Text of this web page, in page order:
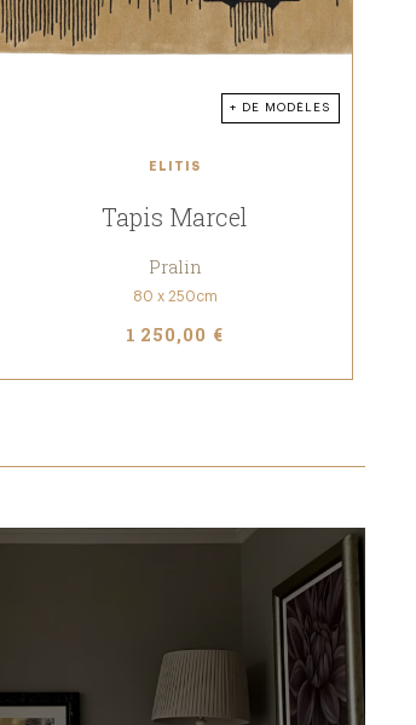
+ DE MODÈLES
ELITIS
Tapis Marcel
Pralin
80 x 250cm
1 250,00 €